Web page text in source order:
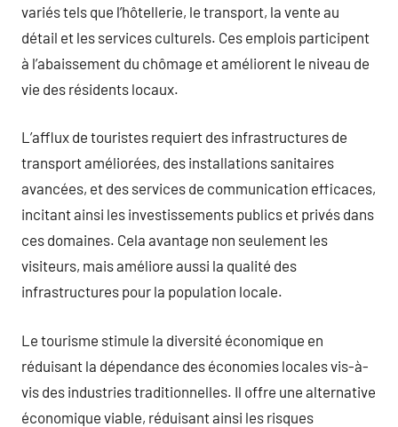
variés tels que l’hôtellerie, le transport, la vente au
détail et les services culturels. Ces emplois participent
à l’abaissement du chômage et améliorent le niveau de
vie des résidents locaux.
L’afflux de touristes requiert des infrastructures de
transport améliorées, des installations sanitaires
avancées, et des services de communication efficaces,
incitant ainsi les investissements publics et privés dans
ces domaines. Cela avantage non seulement les
visiteurs, mais améliore aussi la qualité des
infrastructures pour la population locale.
Le tourisme stimule la diversité économique en
réduisant la dépendance des économies locales vis-à-
vis des industries traditionnelles. Il offre une alternative
économique viable, réduisant ainsi les risques